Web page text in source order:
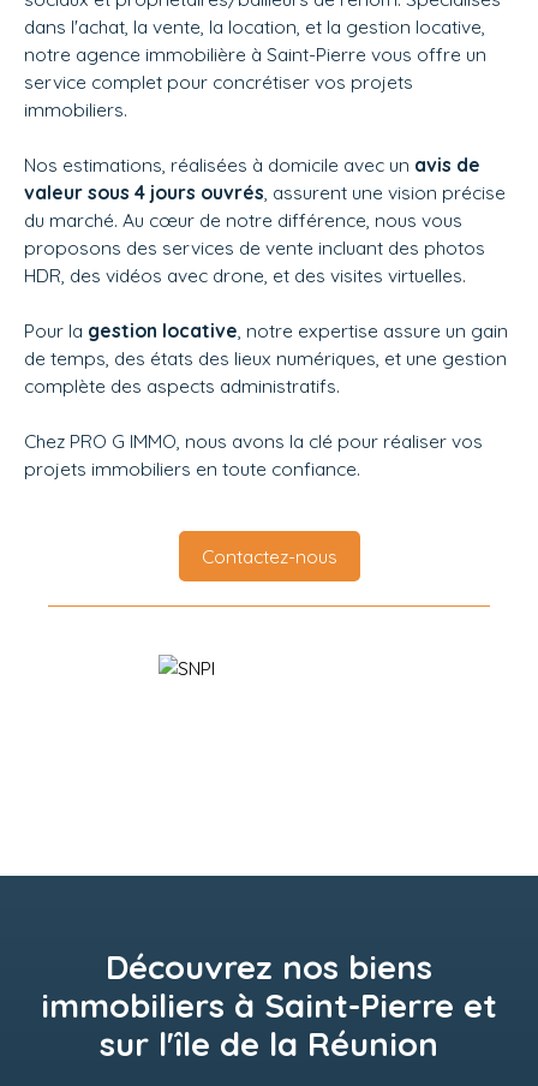
dans l'achat, la vente, la location, et la gestion locative,
notre agence immobilière à Saint-Pierre vous offre un
service complet pour concrétiser vos projets
immobiliers.
Nos estimations, réalisées à domicile avec un avis de
valeur sous 4 jours ouvrés, assurent une vision précise
du marché. Au cœur de notre différence, nous vous
proposons des services de vente incluant des photos
HDR, des vidéos avec drone, et des visites virtuelles.
Pour la gestion locative, notre expertise assure un gain
de temps, des états des lieux numériques, et une gestion
complète des aspects administratifs.
Chez PRO G IMMO, nous avons la clé pour réaliser vos
projets immobiliers en toute confiance.
Contactez-nous
Découvrez nos biens
immobiliers à Saint-Pierre et
sur l'île de la Réunion